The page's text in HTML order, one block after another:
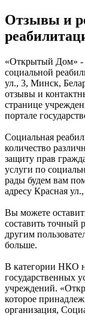
Отзывы и
«Открытый Дом» -
социальной
ул., 3, Минск,
отзывы и
странице
портале
Социальная
количество
защиту прав
услуги по
рады будем вам
адресу Красная
Вы можете
составить точный
другим
больше.
В категории НКО
государственных
учреждений.
которое
организация,